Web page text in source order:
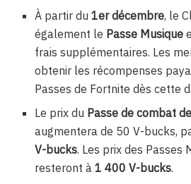
À partir du1er décembre, le
également le Passe Musique
frais supplémentaires. Les
obtenir les récompenses
Passes de Fortnite dès cette
Le prix du Passe de combat
augmentera de 50 V-bucks,
V-bucks. Les prix des Passes
resteront à1 400 V-bucks.